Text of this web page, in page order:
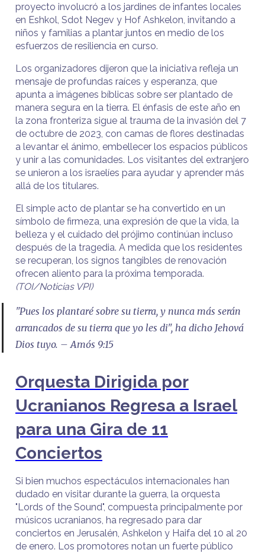
proyecto involucró a los jardines de infantes locales
en Eshkol, Sdot Negev y Hof Ashkelon, invitando a
niños y familias a plantar juntos en medio de los
esfuerzos de resiliencia en curso.
Los organizadores dijeron que la iniciativa refleja un
mensaje de profundas raíces y esperanza, que
apunta a imágenes bíblicas sobre ser plantado de
manera segura en la tierra. El énfasis de este año en
la zona fronteriza sigue al trauma de la invasión del 7
de octubre de 2023, con camas de flores destinadas
a levantar el ánimo, embellecer los espacios públicos
y unir a las comunidades. Los visitantes del extranjero
se unieron a los israelíes para ayudar y aprender más
allá de los titulares.
El simple acto de plantar se ha convertido en un
símbolo de firmeza, una expresión de que la vida, la
belleza y el cuidado del prójimo continúan incluso
después de la tragedia. A medida que los residentes
se recuperan, los signos tangibles de renovación
ofrecen aliento para la próxima temporada.
(TOI/Noticias VPI)
"Pues los plantaré sobre su tierra, y nunca más serán
arrancados de su tierra que yo les di", ha dicho Jehová
Dios tuyo. – Amós 9:15
Orquesta Dirigida por
Ucranianos Regresa a Israel
para una Gira de 11
Conciertos
Si bien muchos espectáculos internacionales han
dudado en visitar durante la guerra, la orquesta
"Lords of the Sound", compuesta principalmente por
músicos ucranianos, ha regresado para dar
conciertos en Jerusalén, Ashkelon y Haifa del 10 al 20
de enero. Los promotores notan un fuerte público